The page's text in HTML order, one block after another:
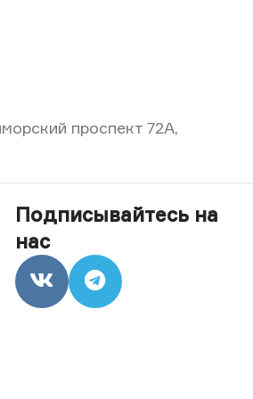
проспект 72А,
Подписывайтесь на
нас